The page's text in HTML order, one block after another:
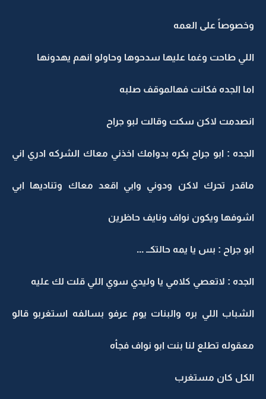
وخصوصاً على العمه
اللي طاحت وغما عليها سدحوها وحاولو انهم يهدونها
اما الجده فكانت فهالموقف صلبه
انصدمت لاكن سكت وقالت لبو جراح
الجده : ابو جراح بكره بدوامك اخذني معاك الشركه ادري اني
ماقدر تحرك لاكن ودوني وابي اقعد معاك وتناديها ابي
اشوفها ويكون نواف ونايف حاظرين
ابو جراح : بس يا يمه حالتكــ ...
الجده : لاتعصي كلامي يا وليدي سوي اللي قلت لك عليه
الشباب اللي بره والبنات يوم عرفو بسالفه استغربو قالو
معقوله تطلع لنا بنت ابو نواف فجأه
الكل كان مستغرب